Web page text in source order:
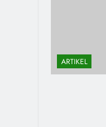
ARTIKEL